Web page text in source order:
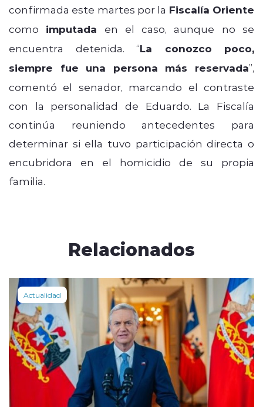
confirmada este martes por la Fiscalía Oriente
como imputada en el caso, aunque no se
encuentra detenida. “La conozco poco,
siempre fue una persona más reservada”,
comentó el senador, marcando el contraste
con la personalidad de Eduardo. La Fiscalía
continúa reuniendo antecedentes para
determinar si ella tuvo participación directa o
encubridora en el homicidio de su propia
familia.
Relacionados
Actualidad